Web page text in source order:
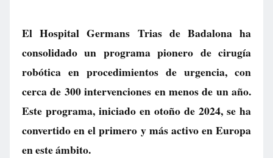
El Hospital Germans Trias de Badalona ha
consolidado un programa pionero de cirugía
robótica en procedimientos de urgencia, con
cerca de 300 intervenciones en menos de un año.
Este programa, iniciado en otoño de 2024, se ha
convertido en el primero y más activo en Europa
en este ámbito.